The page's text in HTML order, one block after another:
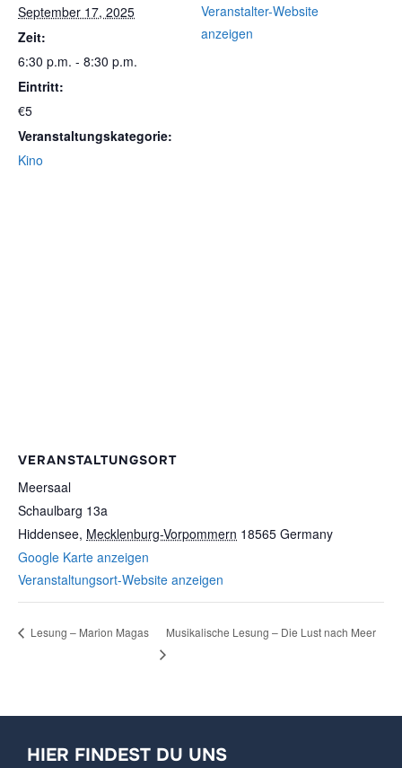
September 17, 2025
Zeit:
6:30 p.m. - 8:30 p.m.
Eintritt:
€5
Veranstaltungskategorie:
Kino
Veranstalter-Website
anzeigen
VERANSTALTUNGSORT
Meersaal
Schaulbarg 13a
Hiddensee, Mecklenburg-Vorpommern 18565 Germany
Google Karte anzeigen
Veranstaltungsort-Website anzeigen
Lesung – Marion Magas Musikalische Lesung – Die Lust nach Meer
HIER FINDEST DU UNS